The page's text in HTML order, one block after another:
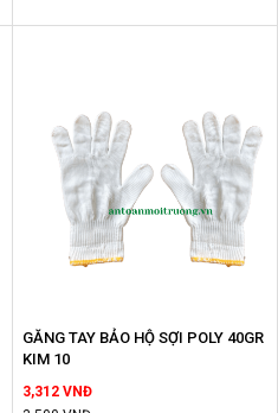
GĂNG TAY BẢO HỘ SỢI POLY 40GR
KIM 10
3,312 VNĐ